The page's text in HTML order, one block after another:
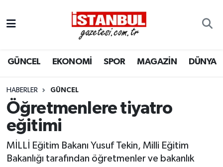
GÜNCEL EKONOMİ SPOR MAGAZİN DÜNYA
HABERLER GÜNCEL
Öğretmenlere tiyatro
eğitimi
MİLLİ Eğitim Bakanı Yusuf Tekin, Milli Eğitim
Bakanlığı tarafından öğretmenler ve bakanlık
EKONOMİ
İSTANBUL
DÜNYA
SPOR
MAGAZİN
Nöbetçi Eczaneler
Hava Durumu
Trafik Durumu
Süper Lig Puan Durumu ve Fikstür
Tüm Manşetler
Son Dakika Haberleri